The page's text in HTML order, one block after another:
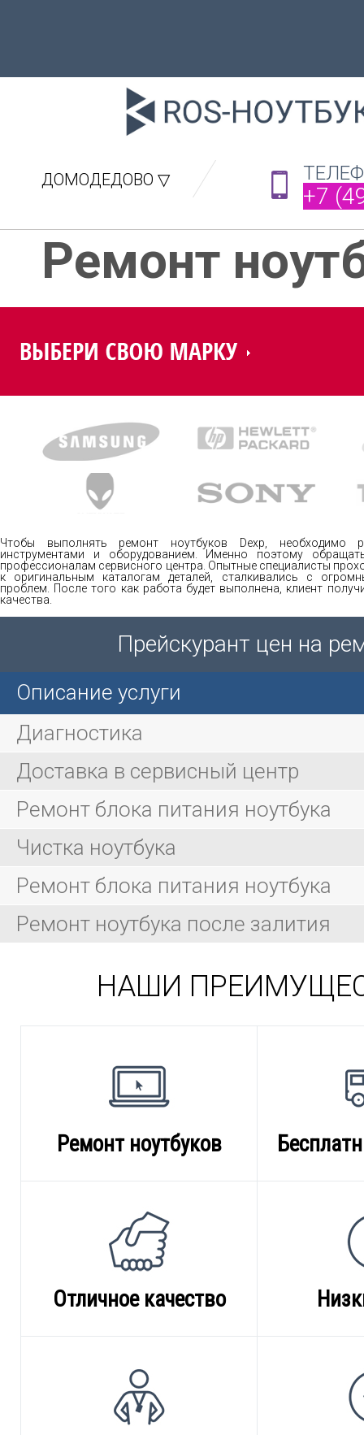
ДОМОДЕДОВО ▽
+7
Ремонт
Чтобы выполнять ремонт ноутбуков Dexp, необходимо
инструментами и оборудованием. Именно поэтому
профессионалам сервисного центра. Опытные специалисты
к оригинальным каталогам деталей, сталкивались с
проблем. После того как работа будет выполнена, клиент
качества.
Прейскурант цен на
Описание услуги
Диагностика
Доставка в сервисный центр
Ремонт блока питания ноутбука
Чистка ноутбука
Ремонт блока питания ноутбука
Ремонт ноутбука после залития
НАШИ
Ремонт ноутбуков
Отличное качество